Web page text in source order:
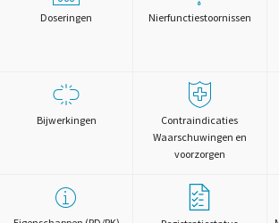
Doseringen Nierfunctiestoornissen
Bijwerkingen
Contraindicaties
Waarschuwingen en
voorzorgen